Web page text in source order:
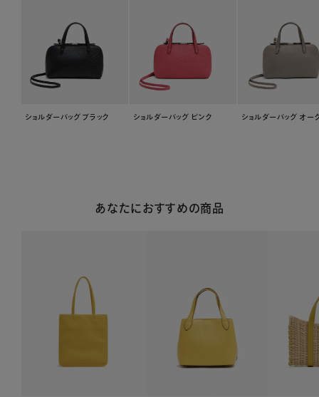
ショルダーバッグ ブラック ショルダーバッグ ピンク ショルダーバッグ オー
あなたにおすすめの商品